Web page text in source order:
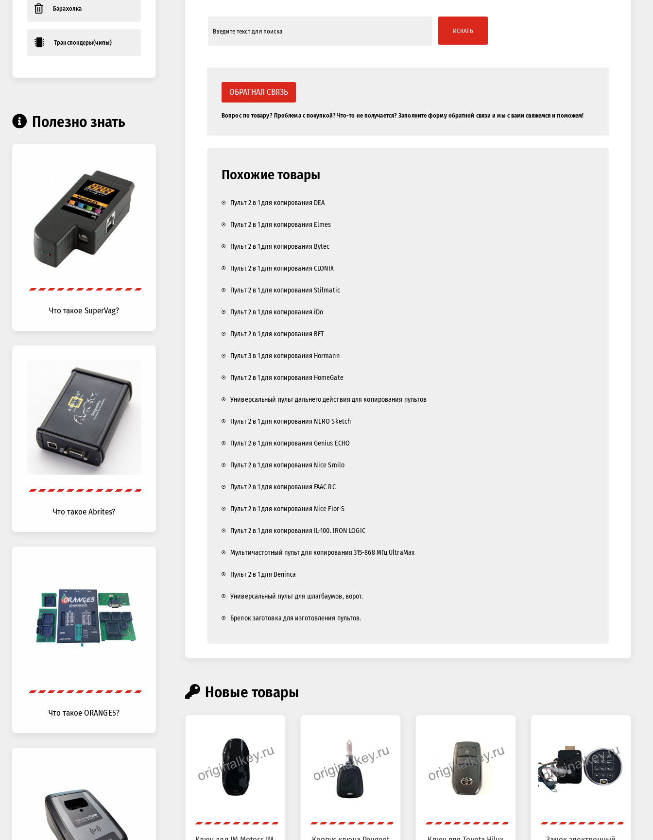
Барахолка
Транспондеры(чипы)
Полезно знать
Что такое SuperVag?
Что такое Abrites?
Что такое ORANGE5?
ИСКАТЬ
ОБРАТНАЯ СВЯЗЬ
Вопрос по товару? Проблема с покупкой? Что-то не получается? Заполните форму обратной связи и мы с вами свяжемся и поможем!
Похожие товары
Пульт 2 в 1 для копирования DEA
Пульт 2 в 1 для копирования Elmes
Пульт 2 в 1 для копирования Bytec
Пульт 2 в 1 для копирования CLONIX
Пульт 2 в 1 для копирования Stilmatic
Пульт 2 в 1 для копирования iDo
Пульт 2 в 1 для копирования BFT
Пульт 3 в 1 для копирования Hormann
Пульт 2 в 1 для копирования HomeGate
Универсальный пульт дальнего действия для копирования пультов
Пульт 2 в 1 для копирования NERO Sketch
Пульт 2 в 1 для копирования Genius ECHO
Пульт 2 в 1 для копирования Nice Smilo
Пульт 2 в 1 для копирования FAAC RC
Пульт 2 в 1 для копирования Nice Flor-S
Пульт 2 в 1 для копирования IL-100. IRON LOGIC
Мультичастотный пульт для копирования 315-868 МГц UltraMax
Пульт 2 в 1 для Beninca
Универсальный пульт для шлагбаумов, ворот.
Брелок заготовка для изготовления пультов.
Новые товары